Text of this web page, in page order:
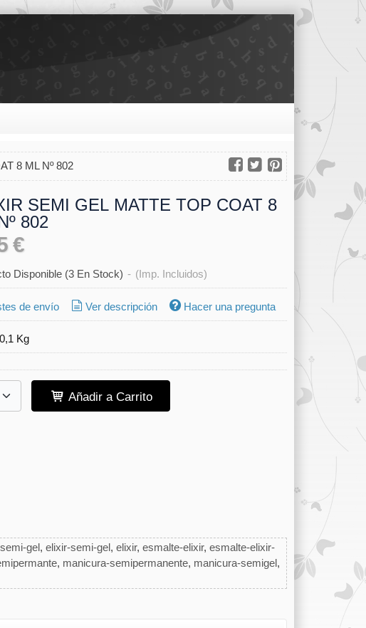
8 ML Nº 802
SEMI GEL MATTE TOP COAT 8
802
€
Disponible (3 En Stock) - (Imp. Incluidos)
de envío Ver descripción Hacer una pregunta
0,1 Kg
Añadir a Carrito
semi-gel elixir-semi-gel elixir esmalte-elixir esmalte-elixir-
manicura-semipermanente manicura-semigel